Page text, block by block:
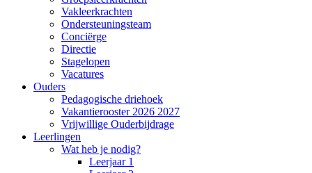
Vakleerkrachten
Ondersteuningsteam
Conciërge
Directie
Stagelopen
Vacatures
Ouders
Pedagogische driehoek
Vakantierooster 2026 2027
Vrijwillige Ouderbijdrage
Leerlingen
Wat heb je nodig?
Leerjaar 1